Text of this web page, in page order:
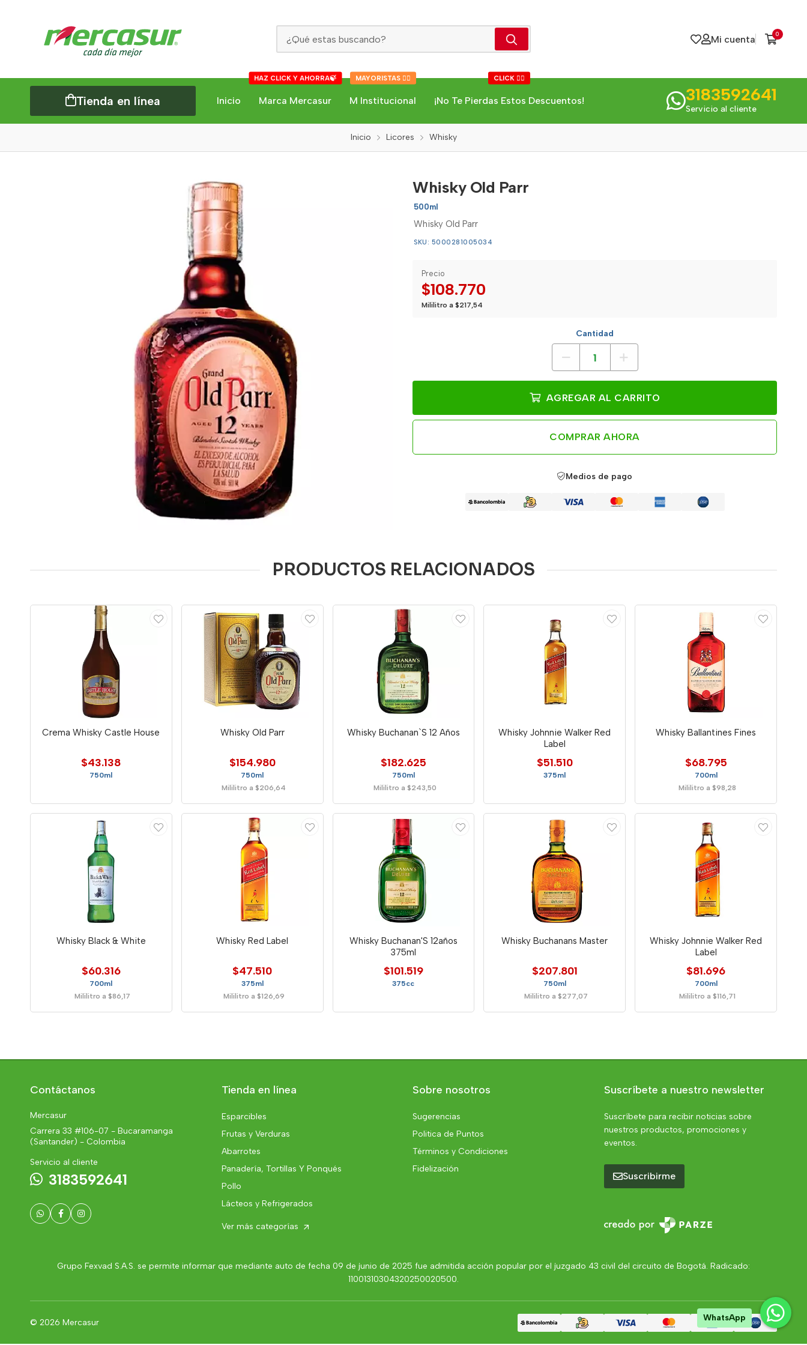
Mi cuenta 0
Tienda en línea Inicio Marca Mercasur
HAZ CLICK Y AHORRA🍃
M Institucional
MAYORISTAS 👇🏻
¡No Te Pierdas Estos Descuentos!
CLICK 👇🏻
3183592641
Servicio al cliente
Inicio Licores Whisky
Whisky Old Parr
500ml
Whisky Old Parr
SKU: 5000281005034
Precio
$108.770
Mililitro a $217,54
Cantidad
AGREGAR AL CARRITO
COMPRAR AHORA
Medios de pago
PRODUCTOS RELACIONADOS
Crema Whisky Castle House
$43.138
750ml
Whisky Old Parr
$154.980
750ml
Mililitro a $206,64
Whisky Buchanan`S 12 Años
$182.625
750ml
Mililitro a $243,50
Whisky Johnnie Walker Red
Label
$51.510
375ml
Whisky Ballantines Fines
$68.795
700ml
Mililitro a $98,28
Whisky Black & White
$60.316
700ml
Mililitro a $86,17
Whisky Red Label
$47.510
375ml
Mililitro a $126,69
Whisky Buchanan'S 12años
375ml
$101.519
375cc
Whisky Buchanans Master
$207.801
750ml
Mililitro a $277,07
Whisky Johnnie Walker Red
Label
$81.696
700ml
Mililitro a $116,71
Contáctanos
Mercasur
Carrera 33 #106-07 - Bucaramanga
(Santander) - Colombia
Servicio al cliente
3183592641
Tienda en línea
Esparcibles
Frutas y Verduras
Abarrotes
Panadería, Tortillas Y Ponqués
Pollo
Lácteos y Refrigerados
Ver más categorías
Sobre nosotros
Sugerencias
Politica de Puntos
Términos y Condiciones
Fidelización
Suscríbete a nuestro newsletter
Suscríbete para recibir noticias sobre
nuestros productos, promociones y
eventos.
Suscribirme
Grupo Fexvad S.A.S. se permite informar que mediante auto de fecha 09 de junio de 2025 fue admitida acción popular por el juzgado 43 civil del circuito de Bogotá. Radicado:
11001310304320250020500.
© 2026 Mercasur WhatsApp